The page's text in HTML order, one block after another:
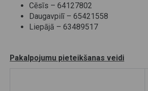
Cēsīs – 64127802
Daugavpilī – 65421558
Liepājā – 63489517
Pakalpojumu pieteikšanas veidi